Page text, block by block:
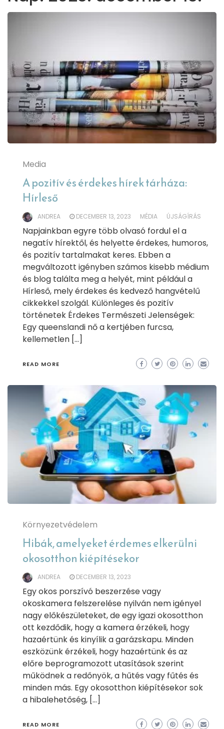
Media
A pozitív és érdekes hírek tárháza:
Hírleső
ANDREA DECEMBER 13, 2023 MÉDIA ÚJSÁGÍRÁS
Napjainkban egyre több olvasó fordul el a
negatív hírektől, és helyette érdekes, humoros,
és pozitív tartalmakat keres. Ebben a
megváltozott igényben számos kisebb médium
és blog találta meg a helyét, mint például a
Hírleső, mely érdekes és kedvező hangvételű
cikkekkel szolgál. Különleges és pozitív
történetek Érdekes Természeti Jelenségek:
Egy queenslandi nő a kertjében furcsa,
kellemetlen […]
READ MORE
Környezetvédelem
Hibák, amelyeket érdemes elkerülni
okosotthon kiépítésekor
ANDREA DECEMBER 13, 2023
Egy okos porszívó beszerzése vagy
okoskamera felszerelése nyilván nem igényel
nagy előkészületeket, de egy igazi okosotthon
ott kezdődik, hogy a kamera érzékeli, hogy
hazaértünk és kinyílik a garázskapu. Minden
eszközünk érzékeli, hogy hazaértünk és az
előre beprogramozott utasítások szerint
működnek a redőnyök, a hűtés vagy fűtés és
minden más. Egy okosotthon kiépítésekor sok
a hibalehetőség, […]
READ MORE